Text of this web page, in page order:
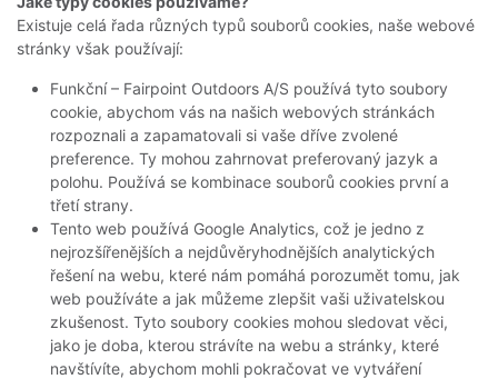
Existuje celá řada různých typů souborů cookies, naše webové
stránky však používají:
Funkční – Fairpoint Outdoors A/S používá tyto soubory
cookie, abychom vás na našich webových stránkách
rozpoznali a zapamatovali si vaše dříve zvolené
preference. Ty mohou zahrnovat preferovaný jazyk a
polohu. Používá se kombinace souborů cookies první a
třetí strany.
Tento web používá Google Analytics, což je jedno z
nejrozšířenějších a nejdůvěryhodnějších analytických
řešení na webu, které nám pomáhá porozumět tomu, jak
web používáte a jak můžeme zlepšit vaši uživatelskou
zkušenost. Tyto soubory cookies mohou sledovat věci,
jako je doba, kterou strávíte na webu a stránky, které
navštívíte, abychom mohli pokračovat ve vytváření